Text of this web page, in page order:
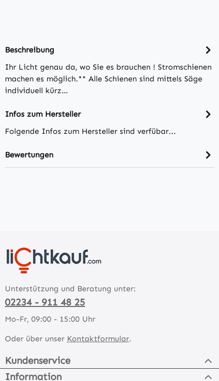
Beschreibung
Ihr Licht genau da, wo Sie es brauchen ! Stromschienen
machen es möglich.** Alle Schienen sind mittels Säge
individuell kürz…
Infos zum Hersteller
Folgende Infos zum Hersteller sind verfübar...
Bewertungen
Unterstützung und Beratung unter:
02234 - 911 48 25
Mo-Fr, 09:00 - 15:00 Uhr
Oder über unser Kontaktformular.
Kundenservice
Information